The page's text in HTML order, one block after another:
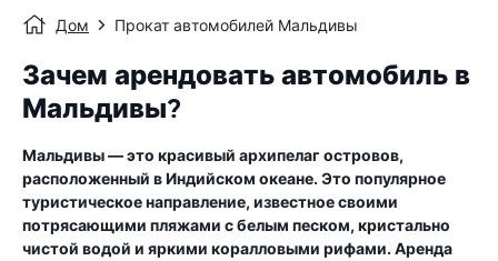
Дом Прокат автомобилей Мальдивы
Зачем арендовать автомобиль в
Мальдивы?
Мальдивы — это красивый архипелаг островов,
расположенный в Индийском океане. Это популярное
туристическое направление, известное своими
потрясающими пляжами с белым песком, кристально
чистой водой и яркими коралловыми рифами. Аренда